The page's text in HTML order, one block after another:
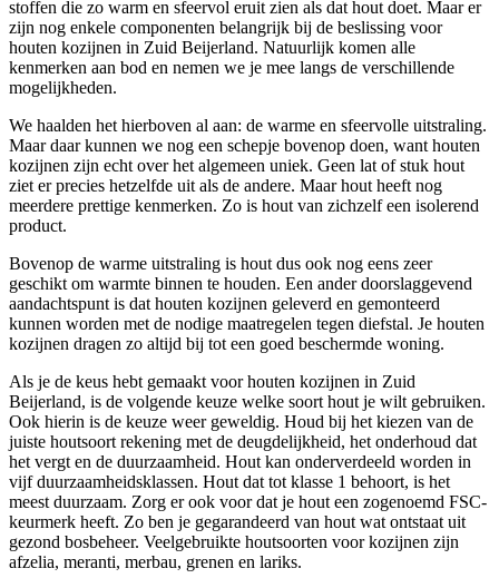
stoffen die zo warm en sfeervol eruit zien als dat hout doet. Maar er
zijn nog enkele componenten belangrijk bij de beslissing voor
houten kozijnen in Zuid Beijerland. Natuurlijk komen alle
kenmerken aan bod en nemen we je mee langs de verschillende
mogelijkheden.
We haalden het hierboven al aan: de warme en sfeervolle uitstraling.
Maar daar kunnen we nog een schepje bovenop doen, want houten
kozijnen zijn echt over het algemeen uniek. Geen lat of stuk hout
ziet er precies hetzelfde uit als de andere. Maar hout heeft nog
meerdere prettige kenmerken. Zo is hout van zichzelf een isolerend
product.
Bovenop de warme uitstraling is hout dus ook nog eens zeer
geschikt om warmte binnen te houden. Een ander doorslaggevend
aandachtspunt is dat houten kozijnen geleverd en gemonteerd
kunnen worden met de nodige maatregelen tegen diefstal. Je houten
kozijnen dragen zo altijd bij tot een goed beschermde woning.
Als je de keus hebt gemaakt voor houten kozijnen in Zuid
Beijerland, is de volgende keuze welke soort hout je wilt gebruiken.
Ook hierin is de keuze weer geweldig. Houd bij het kiezen van de
juiste houtsoort rekening met de deugdelijkheid, het onderhoud dat
het vergt en de duurzaamheid. Hout kan onderverdeeld worden in
vijf duurzaamheidsklassen. Hout dat tot klasse 1 behoort, is het
meest duurzaam. Zorg er ook voor dat je hout een zogenoemd FSC-
keurmerk heeft. Zo ben je gegarandeerd van hout wat ontstaat uit
gezond bosbeheer. Veelgebruikte houtsoorten voor kozijnen zijn
afzelia, meranti, merbau, grenen en lariks.